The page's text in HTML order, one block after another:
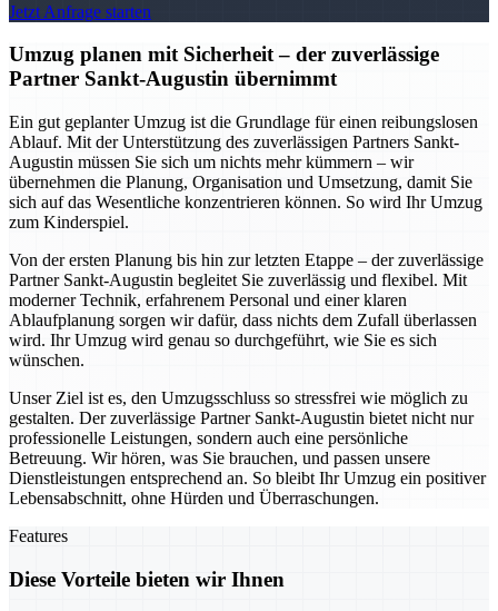
Jetzt Anfrage starten
Umzug planen mit Sicherheit – der zuverlässige
Partner Sankt-Augustin übernimmt
Ein gut geplanter Umzug ist die Grundlage für einen reibungslosen
Ablauf. Mit der Unterstützung des zuverlässigen Partners Sankt-
Augustin müssen Sie sich um nichts mehr kümmern – wir
übernehmen die Planung, Organisation und Umsetzung, damit Sie
sich auf das Wesentliche konzentrieren können. So wird Ihr Umzug
zum Kinderspiel.
Von der ersten Planung bis hin zur letzten Etappe – der zuverlässige
Partner Sankt-Augustin begleitet Sie zuverlässig und flexibel. Mit
moderner Technik, erfahrenem Personal und einer klaren
Ablaufplanung sorgen wir dafür, dass nichts dem Zufall überlassen
wird. Ihr Umzug wird genau so durchgeführt, wie Sie es sich
wünschen.
Unser Ziel ist es, den Umzugsschluss so stressfrei wie möglich zu
gestalten. Der zuverlässige Partner Sankt-Augustin bietet nicht nur
professionelle Leistungen, sondern auch eine persönliche
Betreuung. Wir hören, was Sie brauchen, und passen unsere
Dienstleistungen entsprechend an. So bleibt Ihr Umzug ein positiver
Lebensabschnitt, ohne Hürden und Überraschungen.
Features
Diese Vorteile bieten wir Ihnen